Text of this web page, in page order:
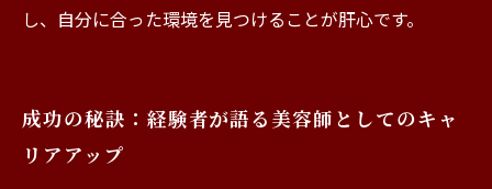
し、自分に合った環境を見つけることが肝心です。
成功の秘訣：経験者が語る美容師としてのキャ
リアアップ